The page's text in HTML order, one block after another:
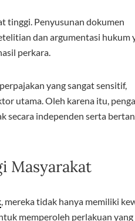
tinggi. Penyusunan dokumen
dan argumentasi hukum
perkara.
yang sangat sensitif,
utama. Oleh karena itu,
secara independen serta
Masyarakat
, mereka tidak hanya memiliki
memperoleh perlakuan yang